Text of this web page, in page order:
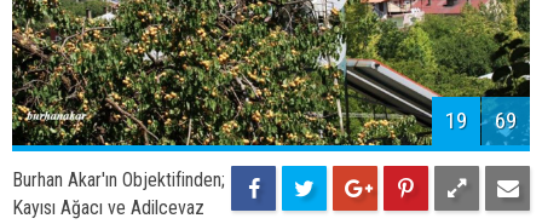
19 69
Burhan Akar'ın Objektifinden;
Kayısı Ağacı ve Adilcevaz